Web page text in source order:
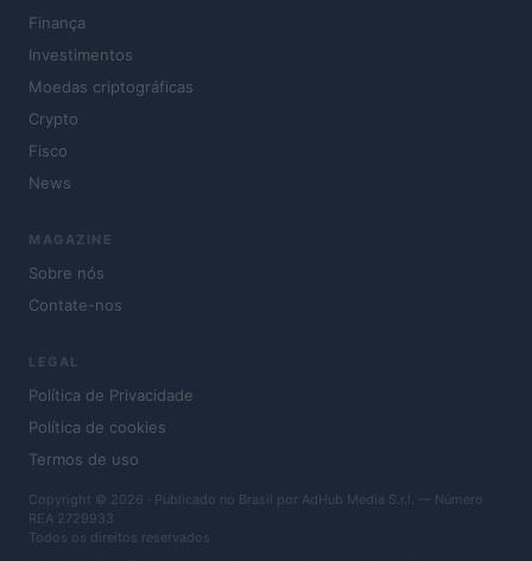
Finança
Investimentos
Moedas criptográficas
Crypto
Fisco
News
MAGAZINE
Sobre nós
Contate-nos
LEGAL
Política de Privacidade
Política de cookies
Termos de uso
Copyright © 2026 · Publicado no Brasil por AdHub Media S.r.l. — Número
REA 2729933
Todos os direitos reservados